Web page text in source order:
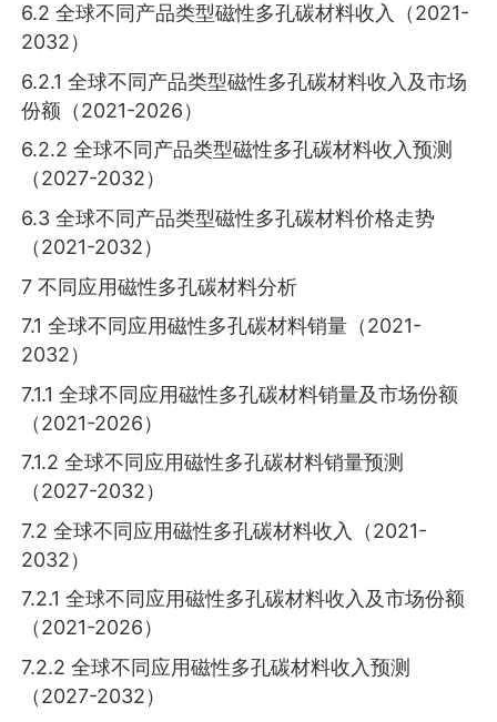
6.2 全球不同产品类型磁性多孔碳材料收入（2021-
2032）
6.2.1 全球不同产品类型磁性多孔碳材料收入及市场
份额（2021-2026）
6.2.2 全球不同产品类型磁性多孔碳材料收入预测
（2027-2032）
6.3 全球不同产品类型磁性多孔碳材料价格走势
（2021-2032）
7 不同应用磁性多孔碳材料分析
7.1 全球不同应用磁性多孔碳材料销量（2021-
2032）
7.1.1 全球不同应用磁性多孔碳材料销量及市场份额
（2021-2026）
7.1.2 全球不同应用磁性多孔碳材料销量预测
（2027-2032）
7.2 全球不同应用磁性多孔碳材料收入（2021-
2032）
7.2.1 全球不同应用磁性多孔碳材料收入及市场份额
（2021-2026）
7.2.2 全球不同应用磁性多孔碳材料收入预测
（2027-2032）